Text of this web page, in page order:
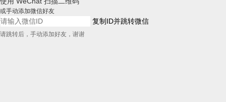
或手动添加微信好友
复制ID并跳转微信
请跳转后，手动添加好友，谢谢